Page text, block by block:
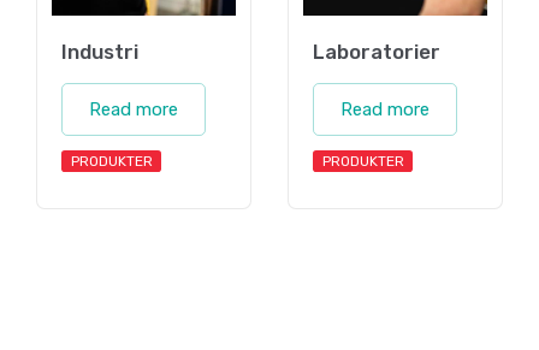
Industri
Read more
PRODUKTER
Laboratorier
Read more
PRODUKTER